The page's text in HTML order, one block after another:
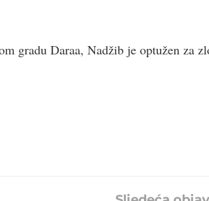
gradu Daraa, Nadžib je optužen za